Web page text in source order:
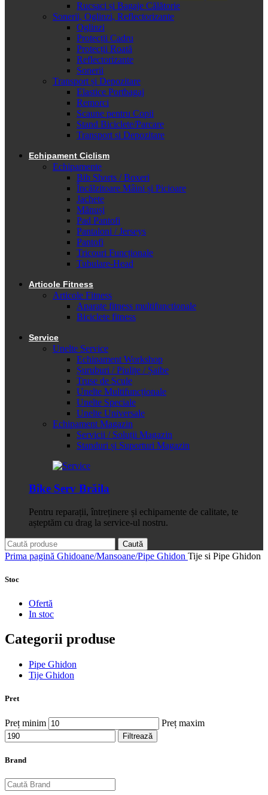
Rucsaci și Bagaje Călătorie
Sonerii, Oglinzi, Reflectorizante
Oglinzi
Protecții Cadru
Protecții Roată
Reflectorizante
Sonerii
Transport și Depozitare
Elastice Portbagaj
Remorci
Scaune pentru Copii
Stand Biciclete/Parcare
Transport si Depozitare
Echipament Ciclism
Echipamente
Bib Shorts / Boxeri
Încălzitoare Mâini și Picioare
Jachete
Mănuși
Pad Pantofi
Pantaloni / Jerseys
Pantofi
Tricouri Funcționale
Tubulare-Head
Articole Fitness
Articole Fitness
Aparate fitness multifunctionale
Biciclete fitness
Service
Unelte Service
Echipament Workshop
Șuruburi / Piulițe / Șaibe
Truse de Scule
Unelte Multifuncționale
Unelte Speciale
Unelte Universale
Echipament Magazin
Servicii / Soluții Magazin
Standuri și Suporturi Magazin
Bike Serv Brăila
Pentru reparații, întreținere și echipamente de calitate, te
așteptăm cu drag la service-ul nostru.
Caută
Prima pagină Ghidoane/Mansoane/Pipe Ghidon Tije si Pipe Ghidon
Stoc
Ofertă
In stoc
Categorii produse
Pipe Ghidon
Tije Ghidon
Pret
Preț minim Preț maxim
Filtrează
Brand